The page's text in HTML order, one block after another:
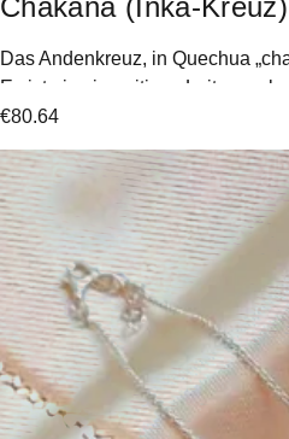
Chakana (Inka-
Das Andenkreuz, in Quechua
Es ist ein vierseitiges
€80.64